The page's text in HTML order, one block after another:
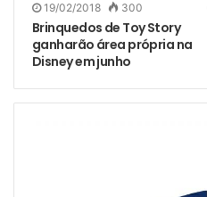
19/02/2018 300
Brinquedos de Toy Story
ganharão área própria na
Disney em junho